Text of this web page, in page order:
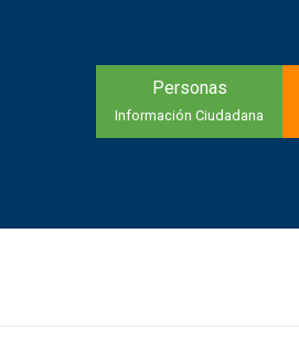
Personas
Información Ciudadana